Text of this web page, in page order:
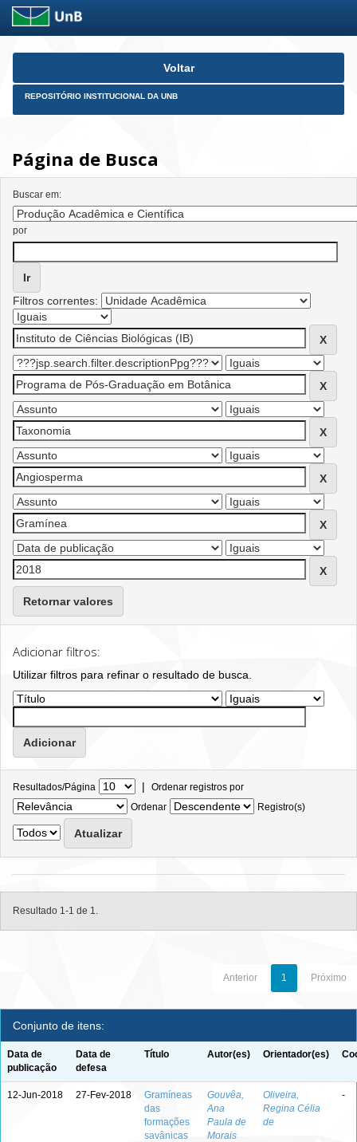
Skip
Voltar
REPOSITÓRIO INSTITUCIONAL DA UNB
Página de Busca
Buscar em:
por
Filtros correntes:
Retornar valores
Adicionar filtros:
Utilizar filtros para refinar o resultado de busca.
Resultados/Página | Ordenar registros por
Ordenar
Registro(s)
Resultado 1-1 de 1.
Anterior 1 Próximo
Conjunto de itens:
Data de
publicação
Data de
defesa
Título Autor(es) Orientador(es)
12-Jun-2018 27-Fev-2018
Gramíneas
das
formações
savânicas
Gouvêa,
Ana
Paula de
Morais
Oliveira,
Regina Célia
de
-